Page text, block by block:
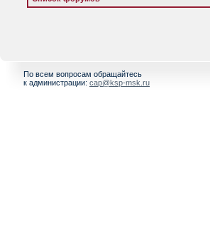
По всем вопросам обращайтесь
к администрации: cap@ksp-msk.ru